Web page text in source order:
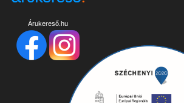
Árukereső.hu